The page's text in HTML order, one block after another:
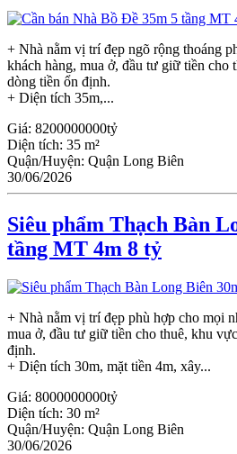
+ Nhà nằm vị trí đẹp ngõ rộng thoáng
khách hàng, mua ở, đầu tư giữ tiền cho
dòng tiền ổn định.
+ Diện tích 35m,...
Giá: 8200000000tỷ
Diện tích: 35 m²
Quận/Huyện: Quận Long Biên
30/06/2026
Siêu phẩm Thạch Bàn
tầng MT 4m 8 tỷ
+ Nhà nằm vị trí đẹp phù hợp cho mọi
mua ở, đầu tư giữ tiền cho thuê, khu
định.
+ Diện tích 30m, mặt tiền 4m, xây...
Giá: 8000000000tỷ
Diện tích: 30 m²
Quận/Huyện: Quận Long Biên
30/06/2026